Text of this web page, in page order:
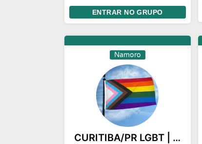
ENTRAR NO GRUPO
Namoro
CURITIBA/PR LGBT | AMIZADE E NAMORO | ACESSE O NOSSO GRUPO